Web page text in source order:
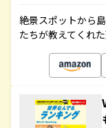
絶景スポットから
たちが教えてくれ